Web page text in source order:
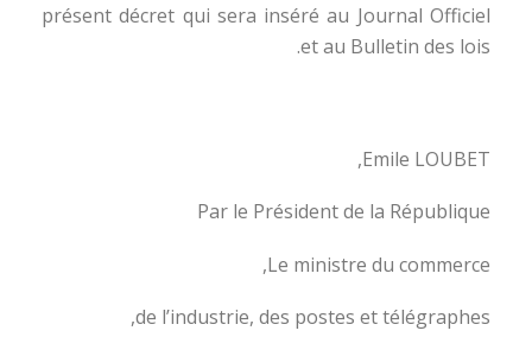
présent décret qui sera inséré au Journal Officiel
et au Bulletin des lois.
Emile LOUBET,
Par le Président de la République
Le ministre du commerce,
de l’industrie, des postes et télégraphes,